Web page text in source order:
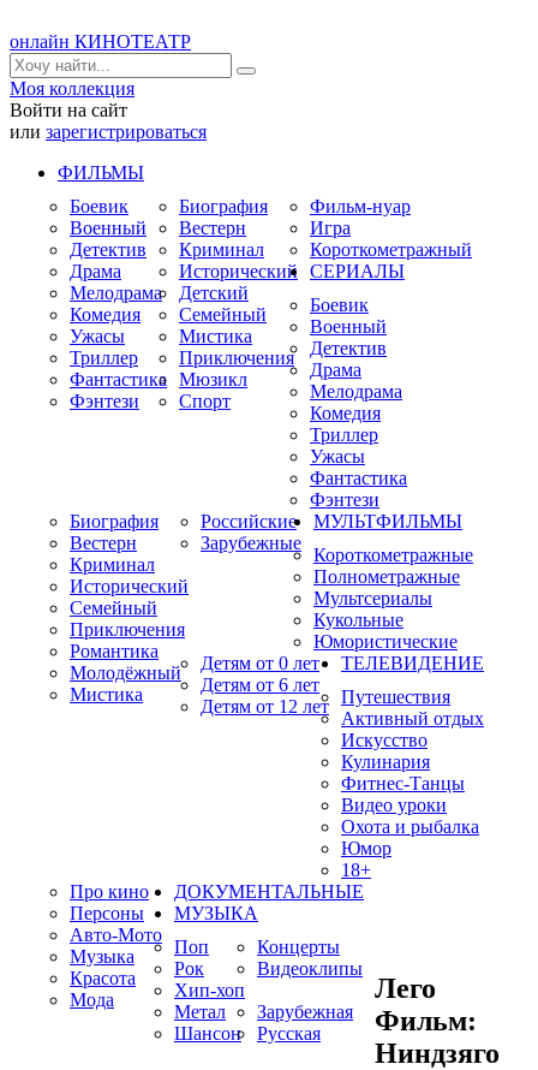
онлайн КИНОТЕАТР
Моя коллекция
Войти на сайт
или зарегистрироваться
ФИЛЬМЫ
Боевик
Военный
Детектив
Драма
Мелодрама
Комедия
Ужасы
Триллер
Фантастика
Фэнтези
Биография
Вестерн
Криминал
Исторический
Детский
Семейный
Мистика
Приключения
Мюзикл
Спорт
Фильм-нуар
Игра
Короткометражный
СЕРИАЛЫ
Боевик
Военный
Детектив
Драма
Мелодрама
Комедия
Триллер
Ужасы
Фантастика
Фэнтези
Биография
Вестерн
Криминал
Исторический
Семейный
Приключения
Романтика
Молодёжный
Мистика
Российские
Зарубежные
МУЛЬТФИЛЬМЫ
Короткометражные
Полнометражные
Мультсериалы
Кукольные
Юмористические
Детям от 0 лет
Детям от 6 лет
Детям от 12 лет
ТЕЛЕВИДЕНИЕ
Путешествия
Активный отдых
Искусство
Кулинария
Фитнес-Танцы
Видео уроки
Охота и рыбалка
Юмор
18+
Про кино
Персоны
Авто-Мото
Музыка
Красота
Мода
ДОКУМЕНТАЛЬНЫЕ
МУЗЫКА
Поп
Рок
Хип-хоп
Метал
Шансон
Концерты
Видеоклипы
Зарубежная
Русская
Лего
Фильм:
Ниндзяго